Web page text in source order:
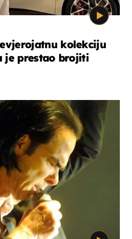
kolekciju
je prestao brojiti